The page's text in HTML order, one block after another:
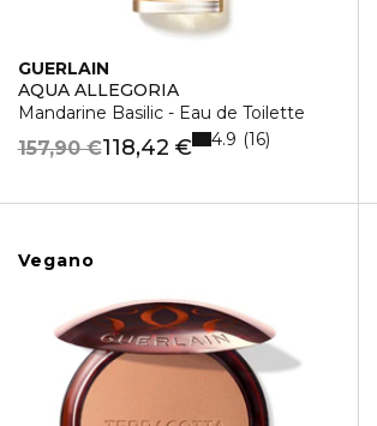
GUERLAIN
AQUA ALLEGORIA
Mandarine Basilic - Eau de Toilette
118,42 €
157,90 € 4.9 16
Vegano